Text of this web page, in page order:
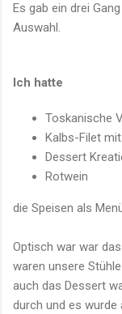
Es gab ein drei
Auswahl.
Ich hatte
Toskanische
Kalbs-Filet
Dessert
Rotwein
die Speisen als
Optisch war war
waren unsere
auch das Dessert
durch und es